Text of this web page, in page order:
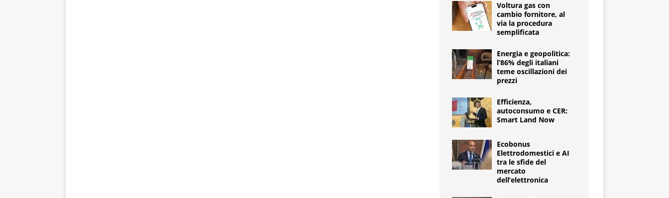
Voltura gas con
cambio fornitore, al
via la procedura
semplificata
Energia e geopolitica:
l’86% degli italiani
teme oscillazioni dei
prezzi
Efficienza,
autoconsumo e CER:
Smart Land Now
Ecobonus
Elettrodomestici e AI
tra le sfide del
mercato
dell’elettronica